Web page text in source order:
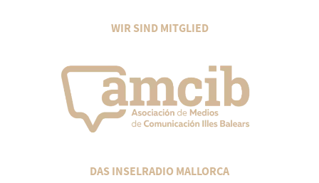
WIR SIND MITGLIED
DAS INSELRADIO MALLORCA